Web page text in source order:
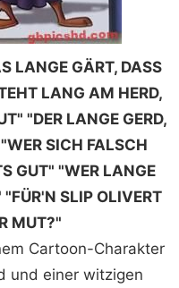
LANGE GÄRT, DASS
LANG AM HERD,
"DER LANGE GERD,
SICH FALSCH
GUT" "WER LANGE
SLIP OLIVERT
MUT?"
Cartoon-Charakter
und einer witzigen